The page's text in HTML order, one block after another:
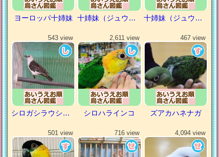
ヨーロッパ十姉妹 十姉妹（ジュウシマツ） 十姉妹（ジュウシマツ）
543 view
シロガシラウシハタオリ
2,611 view
シロハラインコ
467 view
ズアカハネナガ
501 view 716 view 4,094 view